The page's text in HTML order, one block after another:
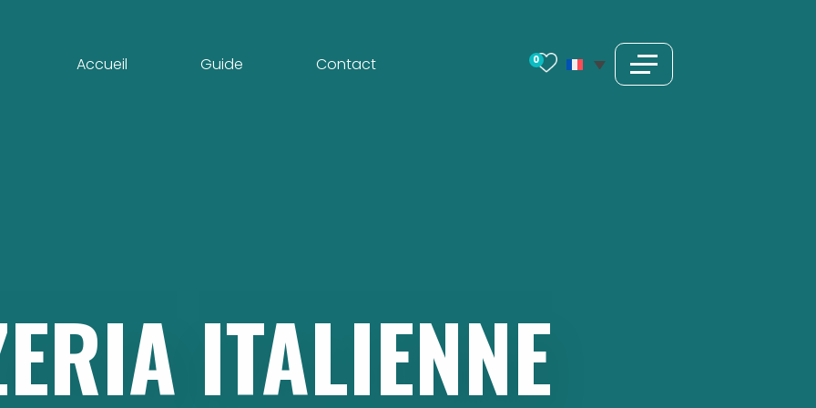
Accueil Guide Contact 0
ITALIENNE